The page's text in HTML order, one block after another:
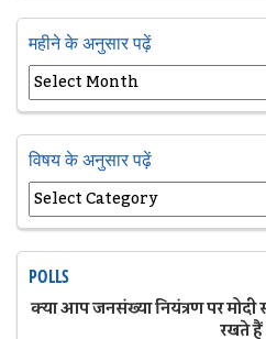
महीने के अनुसार पढ़ें
विषय के अनुसार पढ़ें
POLLS
क्या आप जनसंख्या नियंत्रण पर
रखते हैं